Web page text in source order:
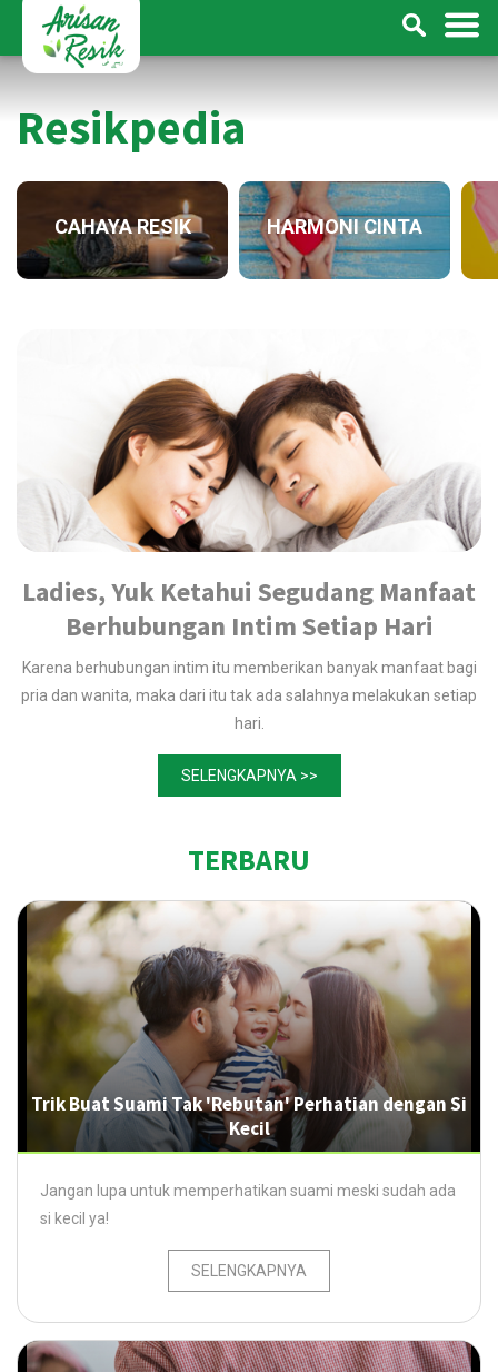
Resikpedia
CAHAYA RESIK HARMONI CINTA
Ladies, Yuk Ketahui Segudang Manfaat
Berhubungan Intim Setiap Hari
Karena berhubungan intim itu memberikan banyak manfaat bagi
pria dan wanita, maka dari itu tak ada salahnya melakukan setiap
hari.
SELENGKAPNYA >>
TERBARU
Trik Buat Suami Tak 'Rebutan' Perhatian dengan Si
Kecil
Jangan lupa untuk memperhatikan suami meski sudah ada
si kecil ya!
SELENGKAPNYA